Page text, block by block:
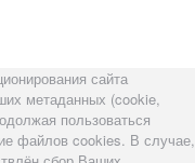
сайта
метаданных (cookie,
пользоваться
файлов cookies. В случае,